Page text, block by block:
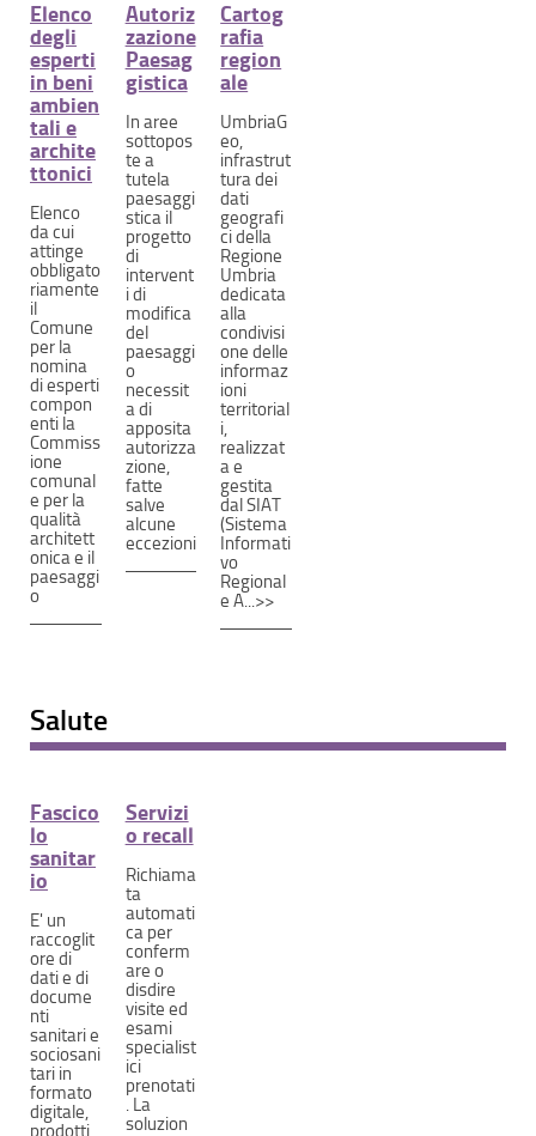
Elenco
degli
esperti
in beni
ambien
tali e
archite
ttonici
Elenco
da cui
attinge
obbligato
riamente
il
Comune
per la
nomina
di esperti
compon
enti la
Commiss
ione
comunal
e per la
qualità
architett
onica e il
paesaggi
o
Autoriz
zazione
Paesag
gistica
In aree
sottopos
te a
tutela
paesaggi
stica il
progetto
di
intervent
i di
modifica
del
paesaggi
o
necessit
a di
apposita
autorizza
zione,
fatte
salve
alcune
eccezioni
Cartog
rafia
region
ale
UmbriaG
eo,
infrastrut
tura dei
dati
geografi
ci della
Regione
Umbria
dedicata
alla
condivisi
one delle
informaz
ioni
territorial
i,
realizzat
a e
gestita
dal SIAT
(Sistema
Informati
vo
Regional
e A...>>
Salute
Fascico
lo
sanitar
io
E' un
raccoglit
ore di
dati e di
docume
nti
sanitari e
sociosani
tari in
formato
digitale,
prodotti
Servizi
o recall
Richiama
ta
automati
ca per
conferm
are o
disdire
visite ed
esami
specialist
ici
prenotati
. La
soluzion